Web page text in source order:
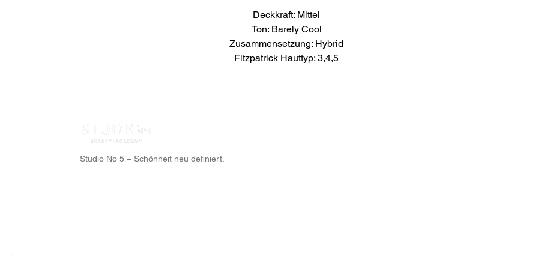
Deckkraft: Mittel
Ton: Barely Cool
Zusammensetzung: Hybrid
Fitzpatrick Hauttyp: 3,4,5
Studio No 5 – Schönheit neu definiert.